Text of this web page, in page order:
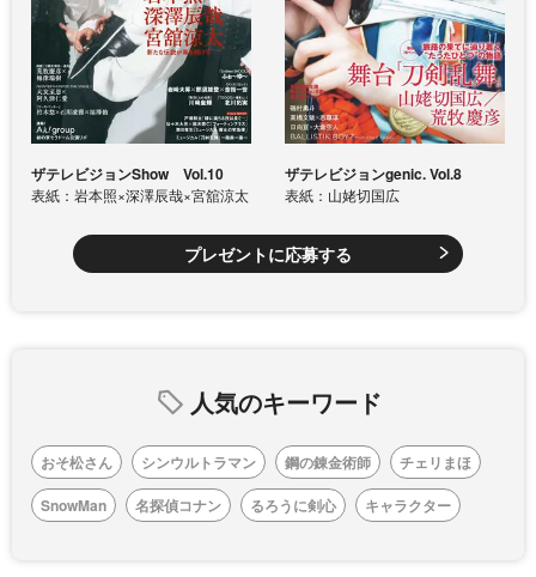
ザテレビジョンShow Vol.10
表紙：岩本照×深澤辰哉×宮舘涼太
ザテレビジョンgenic. Vol.8
表紙：山姥切国広
プレゼントに応募する
人気のキーワード
おそ松さん シンウルトラマン 鋼の錬金術師
チェリまほ
SnowMan
名探偵コナン るろうに剣心 キャラクター